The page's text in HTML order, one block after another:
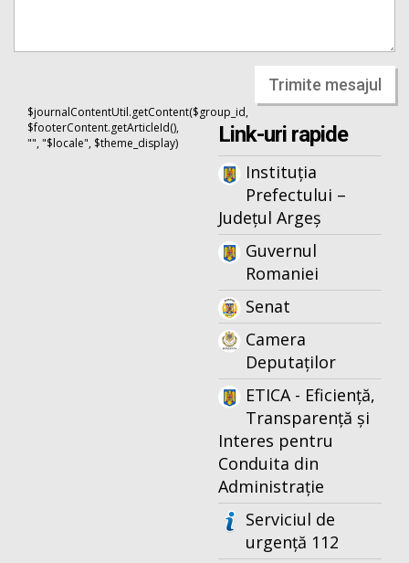
Trimite mesajul
$journalContentUtil.getContent($group_id,
$footerContent.getArticleId(),
"", "$locale", $theme_display)
Link-uri rapide
Instituția
Prefectului –
Județul Argeș
Guvernul
Romaniei
Senat
Camera
Deputaților
ETICA - Eficiență,
Transparență și
Interes pentru
Conduita din
Administrație
Serviciul de
urgență 112